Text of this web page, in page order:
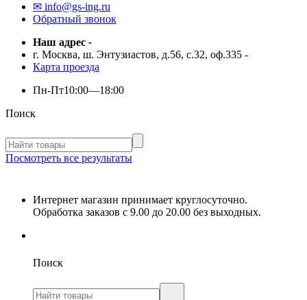
✉ info@gs-ing.ru
Обратный звонок
Наш адрес -
г. Москва, ш. Энтузиастов, д.56, с.32, оф.335 -
Карта проезда
Пн-Пт10:00—18:00
Поиск
Посмотреть все результаты
Интернет магазин принимает круглосуточно.
Обработка заказов с 9.00 до 20.00 без выходных.
Поиск